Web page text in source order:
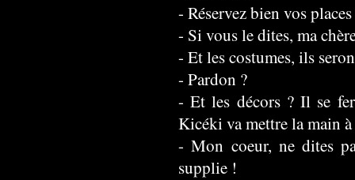
- Réservez bien vos
- Si vous le dites, ma
- Et les costumes, ils
- Pardon ?
- Et les décors ? Il se
Kicéki va mettre la main à
- Mon coeur, ne dites
supplie !